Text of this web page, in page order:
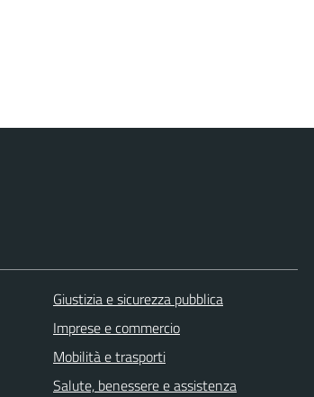
Giustizia e sicurezza pubblica
Imprese e commercio
Mobilità e trasporti
Salute, benessere e assistenza